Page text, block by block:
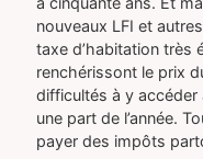
nouveaux LFI et
taxe d’habitation très
renchérissont le prix
difficultés à y accéder
une part de l’année.
payer des impôts